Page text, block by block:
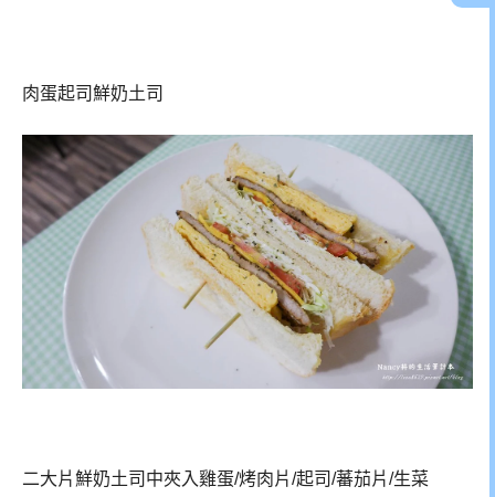
肉蛋起司鮮奶土司
二大片鮮奶土司中夾入雞蛋/烤肉片/起司/蕃茄片/生菜